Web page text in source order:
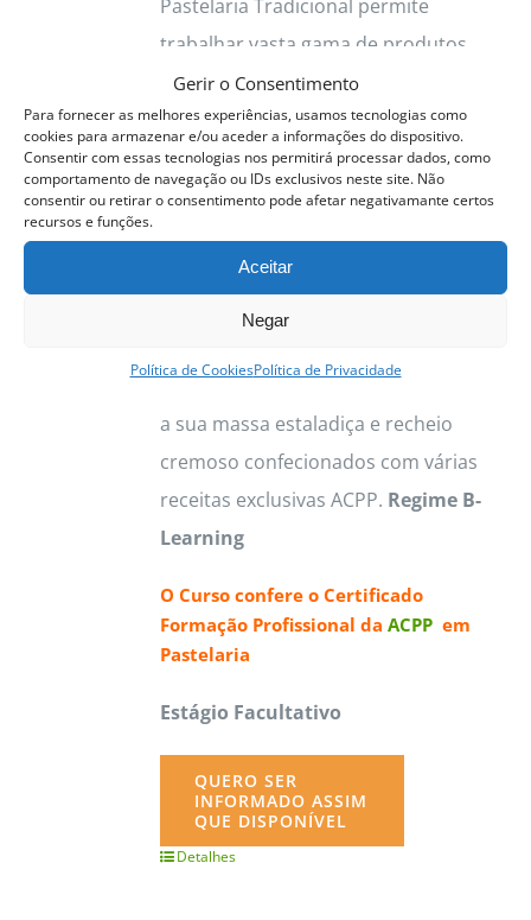
Gerir o Consentimento
Para fornecer as melhores experiências, usamos tecnologias como
cookies para armazenar e/ou aceder a informações do dispositivo.
Consentir com essas tecnologias nos permitirá processar dados, como
comportamento de navegação ou IDs exclusivos neste site. Não
consentir ou retirar o consentimento pode afetar negativamante certos
recursos e funções.
Aceitar
Negar
Política de CookiesPolítica de Privacidade
on
the
product
page
Pastelaria Tradicional permite
trabalhar vasta gama de produtos.
Destacamos os Pastéis de Nata, com
a sua massa estaladiça e recheio
cremoso confecionados com várias
receitas exclusivas ACPP. Vamos
trabalhar as principais sobremesas
tradicionais típicas e deliciosas.
Cremes Bases, Tartes, Mouses,
Destacamos os Pastéis de Nata, com
a sua massa estaladiça e recheio
cremoso confecionados com várias
receitas exclusivas ACPP. Regime B-
Learning
O Curso confere o Certificado
Formação Profissional da ACPPem
Pastelaria
Estágio Facultativo
QUERO SER
INFORMADO ASSIM
QUE DISPONÍVEL
Detalhes